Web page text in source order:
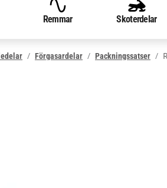
Remmar Skoterdelar
Förgasardelar Packningssatser